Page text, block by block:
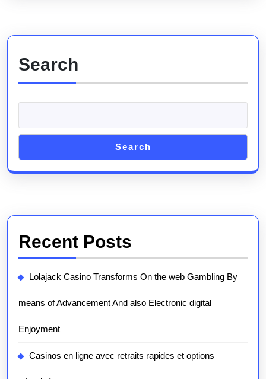
Search
Search
Recent Posts
Lolajack Casino Transforms On the web Gambling By
means of Advancement And also Electronic digital
Enjoyment
Casinos en ligne avec retraits rapides et options